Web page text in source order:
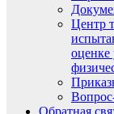
Центр
оценке
Обратная